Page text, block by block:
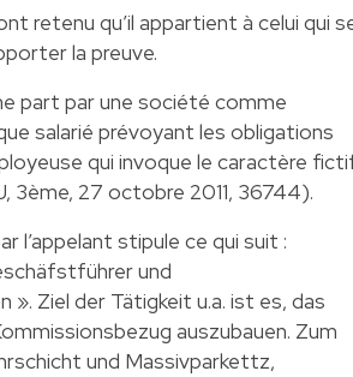
retenu qu’il appartient à celui qui
la preuve.
part par une société comme
salarié prévoyant les obligations
qui invoque le caractère
3ème, 27 octobre 2011, 36744).
l’appelant stipule ce qui suit :
und
Ziel der Tätigkeit u.a. ist es, das
auszubauen. Zum
und Massivparkettz,